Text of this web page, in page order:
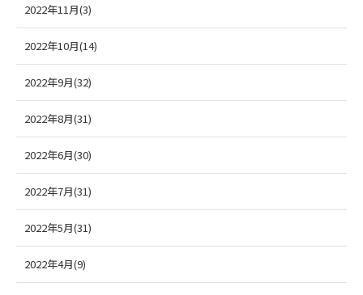
2022年11月(3)
2022年10月(14)
2022年9月(32)
2022年8月(31)
2022年6月(30)
2022年7月(31)
2022年5月(31)
2022年4月(9)